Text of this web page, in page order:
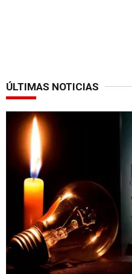
ÚLTIMAS NOTICIAS